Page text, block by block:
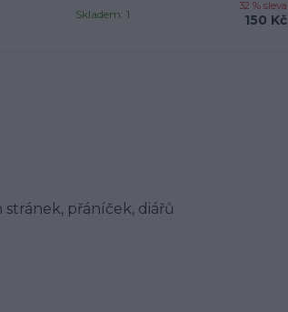
32 % sleva
150 Kč
Skladem: 1
přáníček, diářů